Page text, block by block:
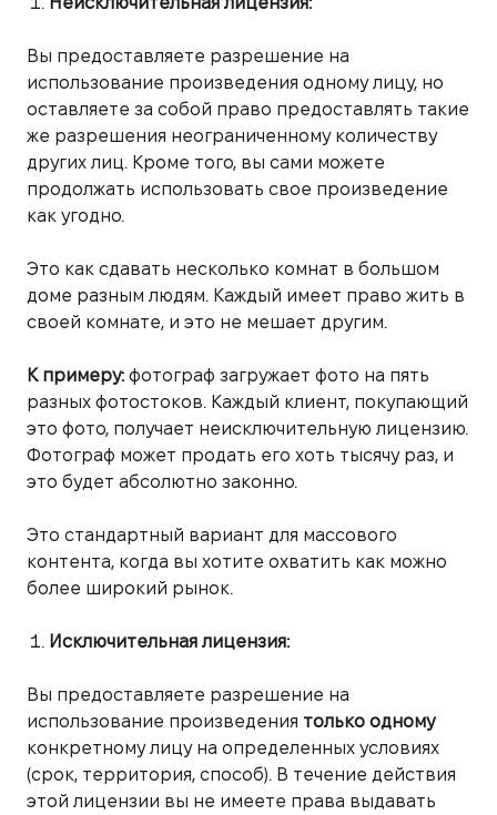
Вы предоставляете разрешение на
использование произведения одному лицу, но
оставляете за собой право предоставлять такие
же разрешения неограниченному количеству
других лиц. Кроме того, вы сами можете
продолжать использовать свое произведение
как угодно.
Это как сдавать несколько комнат в большом
доме разным людям. Каждый имеет право жить в
своей комнате, и это не мешает другим.
К примеру:фотограф загружает фото на пять
разных фотостоков. Каждый клиент, покупающий
это фото, получает неисключительную лицензию.
Фотограф может продать его хоть тысячу раз, и
это будет абсолютно законно.
Это стандартный вариант для массового
контента, когда вы хотите охватить как можно
более широкий рынок.
Исключительная лицензия:
Вы предоставляете разрешение на
использование произведения только одному
конкретному лицу на определенных условиях
(срок, территория, способ). В течение действия
этой лицензии вы не имеете права выдавать